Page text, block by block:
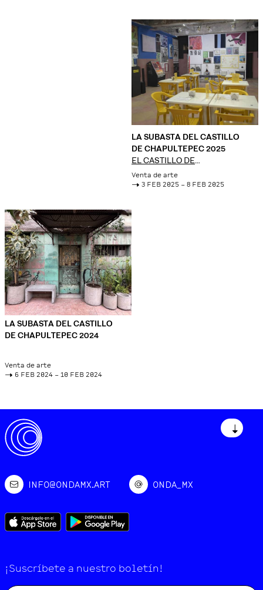
LA SUBASTA DEL CASTILLO
DE CHAPULTEPEC 2025
EL CASTILLO DE
CHAPULTEPEC
Venta de arte
-> 3 FEB 2025 – 8 FEB 2025
LA SUBASTA DEL CASTILLO
DE CHAPULTEPEC 2024
Venta de arte
-> 6 FEB 2024 – 10 FEB 2024
↓
INFO@ONDAMX.ART ONDA_MX
¡Suscríbete a nuestro boletín!